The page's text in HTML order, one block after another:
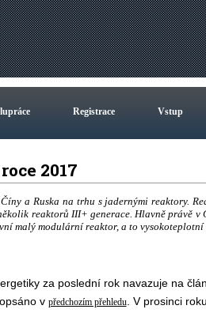
Registrace Vstup
2017
a Ruska na trhu s jadernými reaktory.
reaktorů III+ generace. Hlavně právě v
malý modulární reaktor, a to vysokoteplotní
za poslední rok navazuje na
v předchozím přehledu. V prosinci